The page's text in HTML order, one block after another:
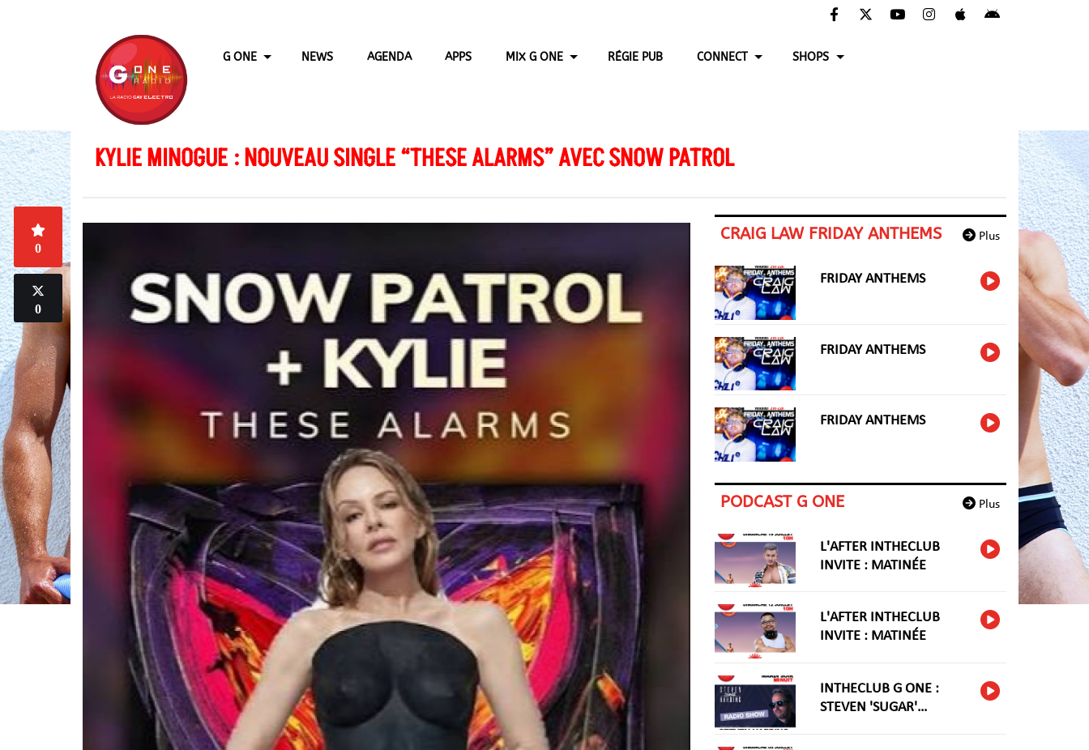
G ONE NEWS AGENDA APPS MIX G ONE RÉGIE PUB CONNECT SHOPS
KYLIE MINOGUE : NOUVEAU SINGLE “THESE ALARMS” AVEC SNOW PATROL
0
0
Plus
CRAIG LAW FRIDAY ANTHEMS
FRIDAY ANTHEMS
FRIDAY ANTHEMS
FRIDAY ANTHEMS
Plus
PODCAST G ONE
L'AFTER INTHECLUB
INVITE : MATINÉE
L'AFTER INTHECLUB
INVITE : MATINÉE
INTHECLUB G ONE :
STEVEN 'SUGAR'